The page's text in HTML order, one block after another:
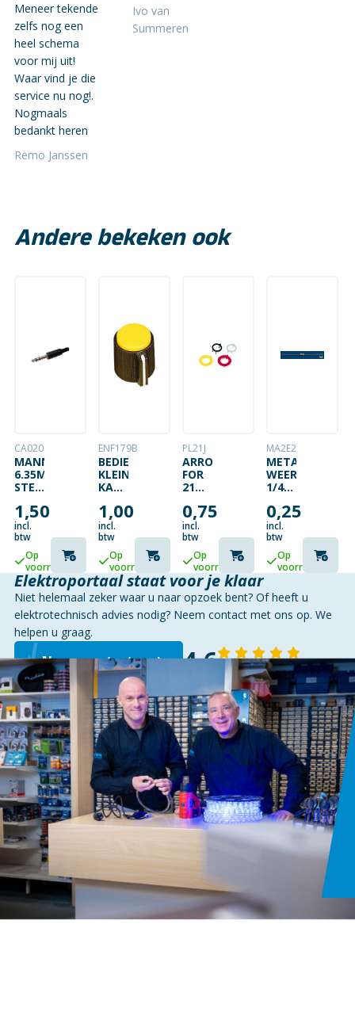
Meneer tekende
zelfs nog een
heel schema
voor mij uit!
Waar vind je die
service nu nog!.
Nogmaals
bedankt heren
Remo Janssen
Ivo van
Summeren
Andere bekeken ook
CA020
MANNELIJKE
6.35MM
STEREO
–
PLASTIC
ZWART
1,50
incl.
btw
Op
voorraad
ENF179B
BEDIENINGSKNOP
KLEIN
KAP
1,00
incl.
btw
Op
voorraad
PL21J
ARROW
FOR
21MM
(YELLOW)
0,75
incl.
btw
Op
voorraad
MA2E2
METAALFILM
WEERSTAND
1/4W
0,25
incl.
btw
Op
voorraad
Elektroportaal staat voor je klaar
Niet helemaal zeker waar u naar opzoek bent? Of heeft u
elektrotechnisch advies nodig? Neem contact met ons op. We
helpen u graag.
Neem contact op 4,6 143 reviews